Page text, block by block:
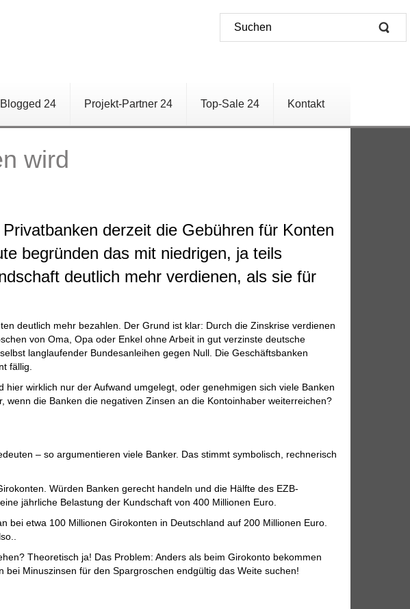
Blogged 24 Projekt-Partner 24 Top-Sale 24 Kontakt
wird
derzeit die Gebühren für Konten
begründen das mit niedrigen, ja teils
deutlich mehr verdienen, als sie für
deutlich mehr bezahlen. Der Grund ist klar: Durch die Zinskrise verdienen
von Oma, Opa oder Enkel ohne Arbeit in gut verzinste deutsche
langlaufender Bundesanleihen gegen Null. Die Geschäftsbanken
fällig.
wirklich nur der Aufwand umgelegt, oder genehmigen sich viele Banken
die Banken die negativen Zinsen an die Kontoinhaber weiterreichen?
– so argumentieren viele Banker. Das stimmt symbolisch, rechnerisch
Würden Banken gerecht handeln und die Hälfte des EZB-
jährliche Belastung der Kundschaft von 400 Millionen Euro.
bei etwa 100 Millionen Girokonten in Deutschland auf 200 Millionen Euro.
Theoretisch ja! Das Problem: Anders als beim Girokonto bekommen
Minuszinsen für den Spargroschen endgültig das Weite suchen!